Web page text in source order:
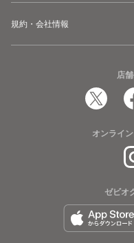
規約・会社情報
店
オンライ
ゼビオ